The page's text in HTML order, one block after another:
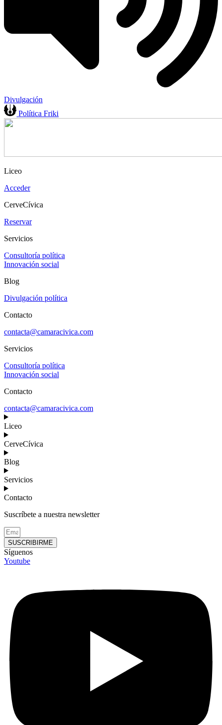
Divulgación
Política Friki
Liceo
Acceder
CerveCívica
Reservar
Servicios
Consultoría política
Innovación social
Blog
Divulgación política
Contacto
contacta@camaracivica.com
Servicios
Consultoría política
Innovación social
Contacto
contacta@camaracivica.com
Liceo
CerveCívica
Blog
Servicios
Contacto
Suscríbete a nuestra newsletter
SUSCRIBIRME
Síguenos
Youtube